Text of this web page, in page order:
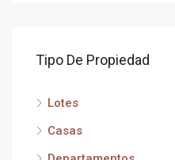
Tipo De Propiedad
Lotes
Casas